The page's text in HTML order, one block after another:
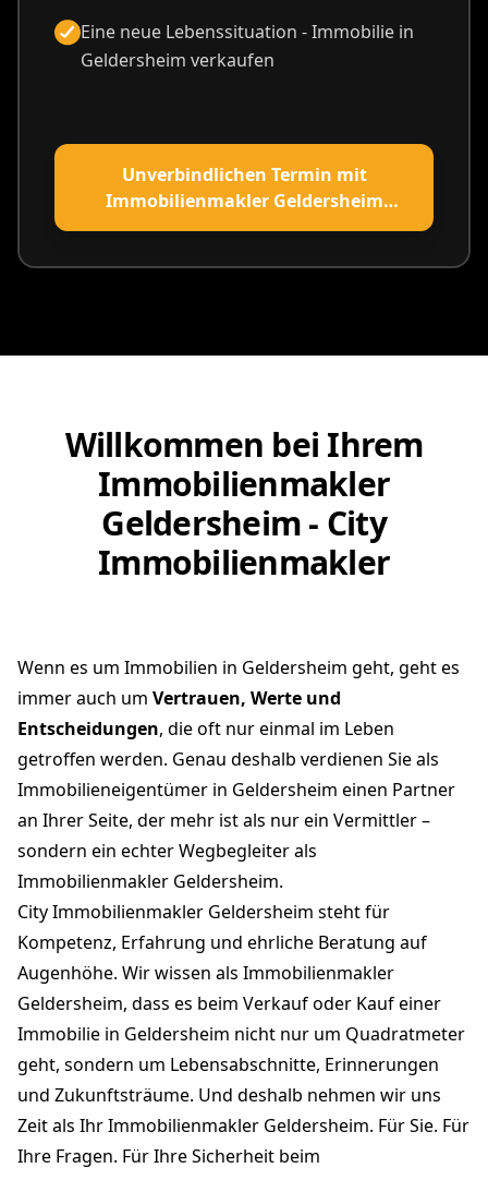
Eine neue Lebenssituation - Immobilie in
Geldersheim verkaufen
Unverbindlichen Termin mit
Immobilienmakler Geldersheim
vereinbaren
Willkommen bei Ihrem
Immobilienmakler
Geldersheim - City
Immobilienmakler
Wenn es um Immobilien in Geldersheim geht, geht es
immer auch um Vertrauen, Werte und
Entscheidungen, die oft nur einmal im Leben
getroffen werden. Genau deshalb verdienen Sie als
Immobilieneigentümer in Geldersheim einen Partner
an Ihrer Seite, der mehr ist als nur ein Vermittler –
sondern ein echter Wegbegleiter als
Immobilienmakler Geldersheim.
City Immobilienmakler Geldersheim steht für
Kompetenz, Erfahrung und ehrliche Beratung auf
Augenhöhe. Wir wissen als Immobilienmakler
Geldersheim, dass es beim Verkauf oder Kauf einer
Immobilie in Geldersheim nicht nur um Quadratmeter
geht, sondern um Lebensabschnitte, Erinnerungen
und Zukunftsträume. Und deshalb nehmen wir uns
Zeit als Ihr Immobilienmakler Geldersheim. Für Sie. Für
Ihre Fragen. Für Ihre Sicherheit beim